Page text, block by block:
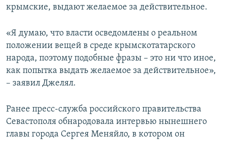
крымские, выдают желаемое за действительное.
«Я думаю, что власти осведомлены о реальном
положении вещей в среде крымскотатарского
народа, поэтому подобные фразы – это ни что иное,
как попытка выдать желаемое за действительное»,
– заявил Джелял.
Ранее пресс-служба российского правительства
Севастополя обнародовала интервью нынешнего
главы города Сергея Меняйло, в котором он